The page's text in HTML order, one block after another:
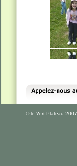
© le Vert Plateau 2007